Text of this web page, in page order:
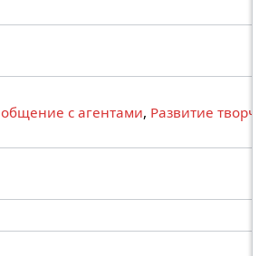
общение с агентами, Развитие